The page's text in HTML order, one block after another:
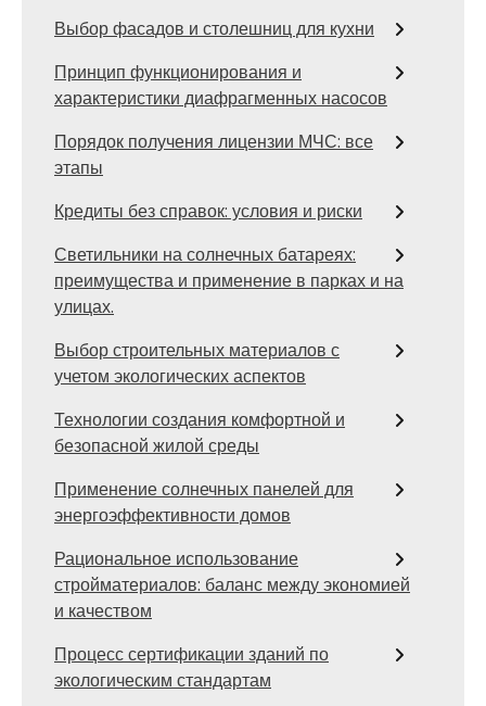
Выбор фасадов и столешниц для кухни
Принцип функционирования и
характеристики диафрагменных насосов
Порядок получения лицензии МЧС: все
этапы
Кредиты без справок: условия и риски
Светильники на солнечных батареях:
преимущества и применение в парках и на
улицах.
Выбор строительных материалов с
учетом экологических аспектов
Технологии создания комфортной и
безопасной жилой среды
Применение солнечных панелей для
энергоэффективности домов
Рациональное использование
стройматериалов: баланс между экономией
и качеством
Процесс сертификации зданий по
экологическим стандартам